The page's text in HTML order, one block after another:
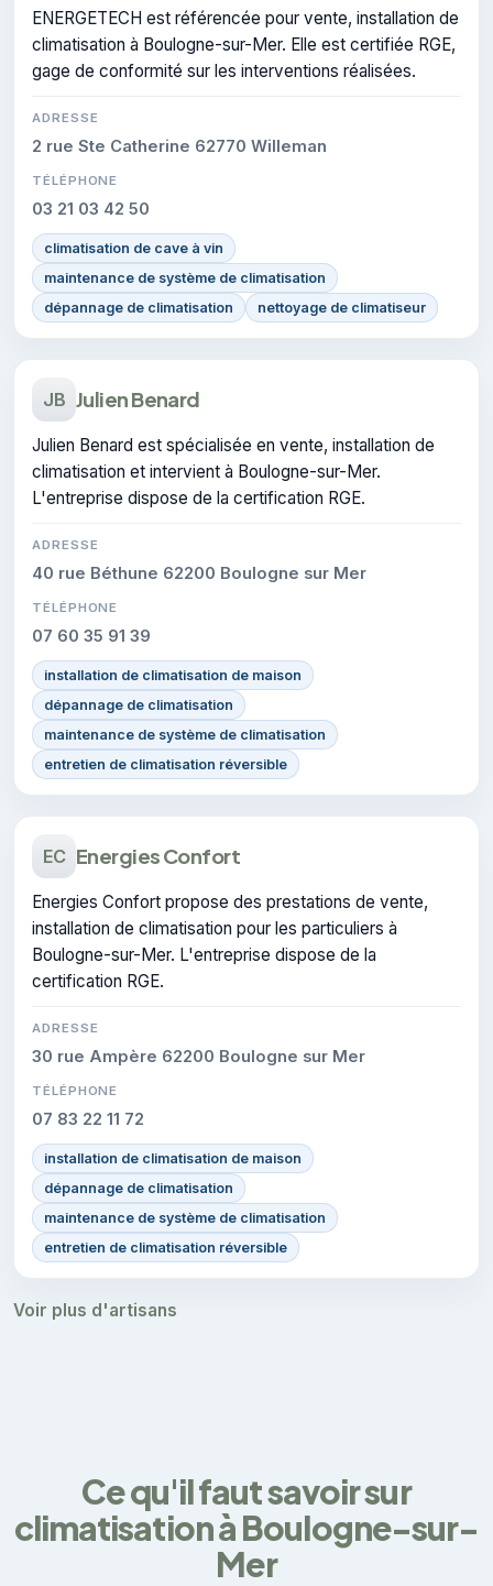
ENERGETECH est référencée pour vente, installation de
climatisation à Boulogne-sur-Mer. Elle est certifiée RGE,
gage de conformité sur les interventions réalisées.
ADRESSE
2 rue Ste Catherine 62770 Willeman
TÉLÉPHONE
03 21 03 42 50
climatisation de cave à vin
maintenance de système de climatisation
dépannage de climatisation
nettoyage de climatiseur
JB Julien Benard
Julien Benard est spécialisée en vente, installation de
climatisation et intervient à Boulogne-sur-Mer.
L'entreprise dispose de la certification RGE.
ADRESSE
40 rue Béthune 62200 Boulogne sur Mer
TÉLÉPHONE
07 60 35 91 39
installation de climatisation de maison
dépannage de climatisation
maintenance de système de climatisation
entretien de climatisation réversible
EC Energies Confort
Energies Confort propose des prestations de vente,
installation de climatisation pour les particuliers à
Boulogne-sur-Mer. L'entreprise dispose de la
certification RGE.
ADRESSE
30 rue Ampère 62200 Boulogne sur Mer
TÉLÉPHONE
07 83 22 11 72
installation de climatisation de maison
dépannage de climatisation
maintenance de système de climatisation
entretien de climatisation réversible
Voir plus d'artisans
Ce qu'il faut savoir sur
climatisation à Boulogne-sur-
Mer